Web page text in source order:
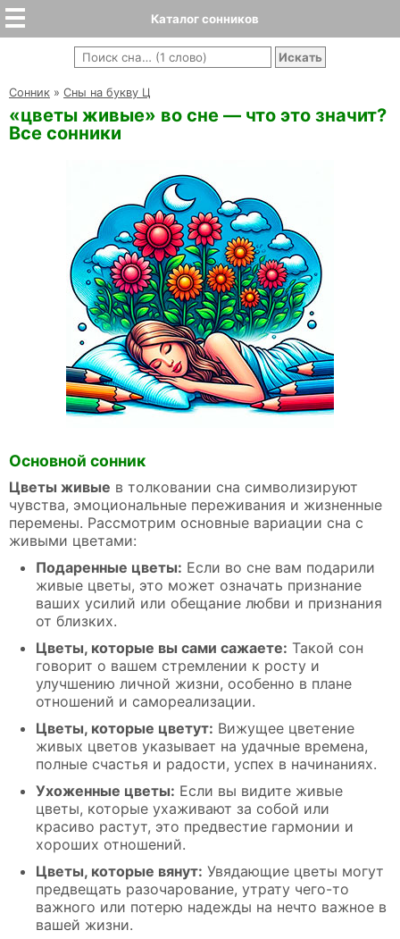
Каталог сонников
Cонник » Сны на букву Ц
«цветы живые» во сне — что это значит?
Все сонники
Основной сонник
Цветы живые в толковании сна символизируют
чувства, эмоциональные переживания и жизненные
перемены. Рассмотрим основные вариации сна с
живыми цветами:
Подаренные цветы: Если во сне вам подарили
живые цветы, это может означать признание
ваших усилий или обещание любви и признания
от близких.
Цветы, которые вы сами сажаете: Такой сон
говорит о вашем стремлении к росту и
улучшению личной жизни, особенно в плане
отношений и самореализации.
Цветы, которые цветут: Вижущее цветение
живых цветов указывает на удачные времена,
полные счастья и радости, успех в начинаниях.
Ухоженные цветы: Если вы видите живые
цветы, которые ухаживают за собой или
красиво растут, это предвестие гармонии и
хороших отношений.
Цветы, которые вянут: Увядающие цветы могут
предвещать разочарование, утрату чего-то
важного или потерю надежды на нечто важное в
вашей жизни.